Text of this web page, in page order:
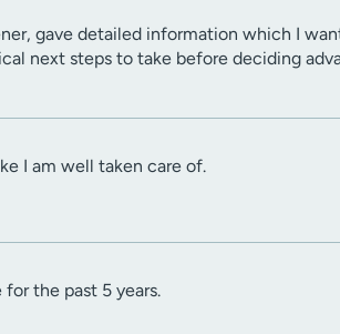
gave detailed information which I
next steps to take before deciding
I am well taken care of.
the past 5 years.